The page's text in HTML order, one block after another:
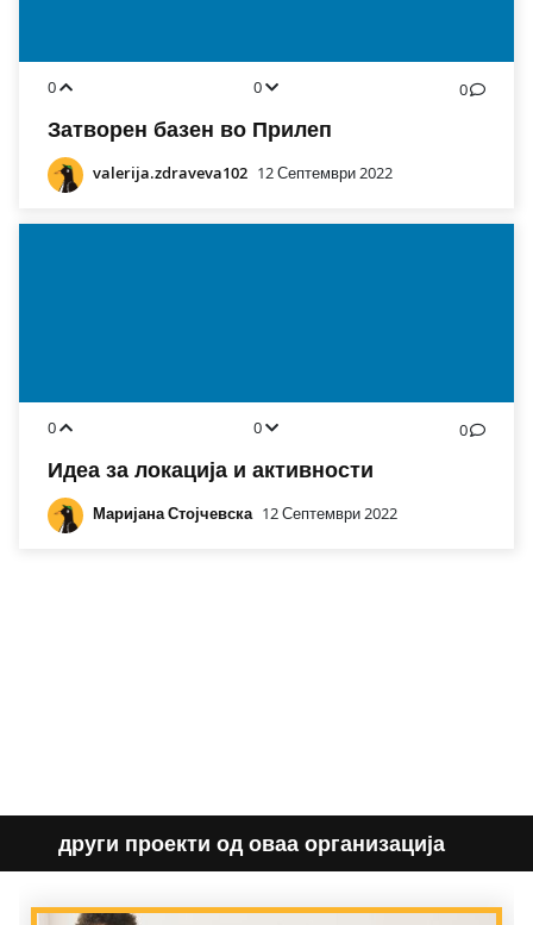
0 0 0
Затворен базен во Прилеп
valerija.zdraveva102 12 Септември 2022
0 0 0
Идеа за локација и активности
Маријана Стојчевска 12 Септември 2022
други проекти од оваа организација